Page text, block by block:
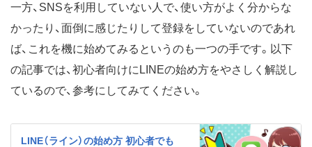
一方、SNSを利用していない人で、使い方がよく分からな
かったり、面倒に感じたりして登録をしていないのであれ
ば、これを機に始めてみるというのも一つの手です。以下
の記事では、初心者向けにLINEの始め方をやさしく解説し
ているので、参考にしてみてください。
LINE（ライン）の始め方 初心者でも